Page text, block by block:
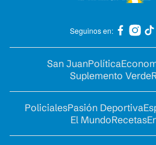
Seguinos en:
San JuanPolítica
Suplemento Verde
PolicialesPasión Deportiva
El MundoRecetas